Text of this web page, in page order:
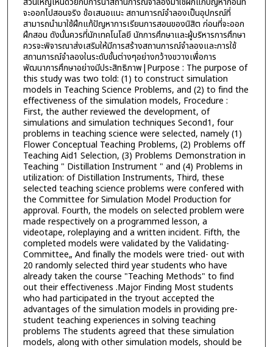
จะออกไปสอนจริง ข้อเสนอแนะ สถานการณ์จำลองเป็นอุปกรณ์ที่
สามารถนำมาใช้ฝึกแก้ปัญหาการเรียนการสอนของนิสิต ก่อนที่จะออก
ฝึกสอน ดังนั้นควรที่นักเทคโนโลยี นักการศึกษาและผู้บริหารการศึกษา
ควรจะพิจารณาส่งเสริมให้มีการสร้างสถานการณ์จำลองและการใช้
สถานการณ์จำลองในระดับขั้นต่างๆอย่างกว้างขวางเพื่อการ
พัฒนาการศึกษาอย่างมีประสิทธิภาพ|Purpose : The purpose of
this study was two told: (1) to construct simulation
models in Teaching Science Problems, and (2) to find the
effectiveness of the simulation models, Frocedure :
First, the auther reviewed the development, of
simulations and simulation techniques Second1, four
problems in teaching science were selected, namely (1)
Flower Conceptual Teaching Problems, (2) Problems off
Teaching Aid1 Selection, (3) Problems Demonstration in
Teaching " Distillation Instrument " and (4) Problems in
utilization: of Distillation Instruments, Third, these
selected teaching science problems were confered with
the Committee for Simulation Model Production for
approval. Fourth, the models on selected problem were
made respectively on a programmed lesson, a
videotape, roleplaying and a written incident. Fifth, the
completed models were validated by the Validating-
Committee„ And finally the models were tried- out with
20 randomly selected third year students who have
already taken the course "Teaching Methods" to find
out their effectiveness .Major Finding Most students
who had participated in the tryout accepted the
advantages of the simulation models in providing pre-
student teaching experiences in solving teaching
problems The students agreed that these simulation
models, along with other simulation models, should be